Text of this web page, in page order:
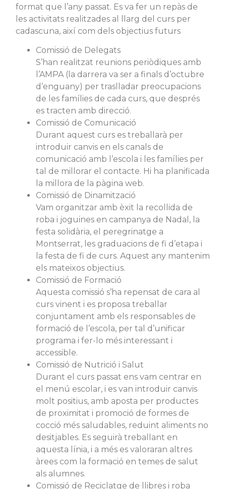
format que l’any passat. Es va fer un repàs de
les activitats realitzades al llarg del curs per
cadascuna, així com dels objectius futurs
Comissió de Delegats
S’han realitzat reunions periòdiques amb
l’AMPA (la darrera va ser a finals d’octubre
d’enguany) per traslladar preocupacions
de les famílies de cada curs, que després
es tracten amb direcció.
Comissió de Comunicació
Durant aquest curs es treballarà per
introduir canvis en els canals de
comunicació amb l’escola i les famílies per
tal de millorar el contacte. Hi ha planificada
la millora de la pàgina web.
Comissió de Dinamització
Vam organitzar amb èxit la recollida de
roba i joguines en campanya de Nadal, la
festa solidària, el peregrinatge a
Montserrat, les graduacions de fi d’etapa i
la festa de fi de curs. Aquest any mantenim
els mateixos objectius.
Comissió de Formació
Aquesta comissió s’ha repensat de cara al
curs vinent i es proposa treballar
conjuntament amb els responsables de
formació de l’escola, per tal d’unificar
programa i fer-lo més interessant i
accessible.
Comissió de Nutrició i Salut
Durant el curs passat ens vam centrar en
el menú escolar, i es van introduir canvis
molt positius, amb aposta per productes
de proximitat i promoció de formes de
cocció més saludables, reduint aliments no
desitjables. Es seguirà treballant en
aquesta línia, i a més es valoraran altres
àrees com la formació en temes de salut
als alumnes.
Comissió de Reciclatge de llibres i roba